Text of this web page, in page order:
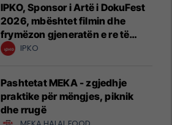
IPKO, Sponsor i Artë i DokuFest
2026, mbështet filmin dhe
frymëzon gjeneratën e re të
krijuesve
IPKO
Pashtetat MEKA - zgjedhje
praktike për mëngjes, piknik
dhe rrugë